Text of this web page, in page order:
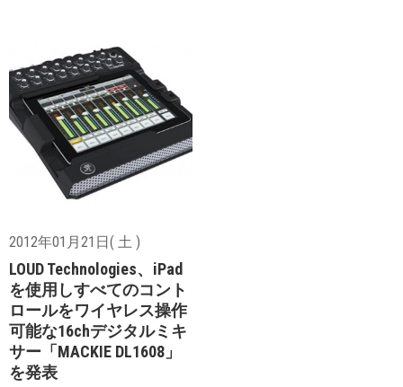
2012年01月21日( 土 )
LOUD Technologies、iPad
を使用しすべてのコント
ロールをワイヤレス操作
可能な16chデジタルミキ
サー「MACKIE DL1608」
を発表